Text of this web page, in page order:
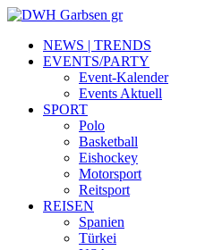
NEWS | TRENDS
EVENTS/PARTY
Event-Kalender
Events Aktuell
SPORT
Polo
Basketball
Eishockey
Motorsport
Reitsport
REISEN
Spanien
Türkei